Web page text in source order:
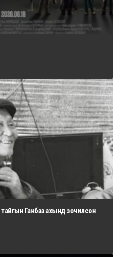
Ганбаа ахынд зочилсон